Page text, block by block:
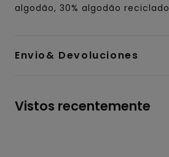
algodão, 30% algodão reciclado
Envio& Devoluciones
Vistos recentemente